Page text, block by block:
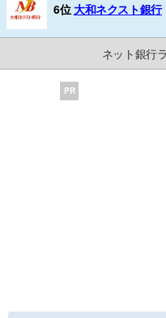
6位 大和ネクスト銀行
ネット銀行
PR